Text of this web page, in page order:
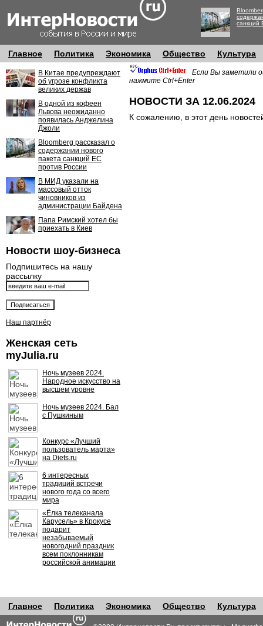
санкций
Главное Политика Экономика Общество Культура
В Китае предупреждают
об угрозе конфликта
великих держав
В одной из кофеен
Львова неожиданно
появилась Анджелина
Джоли
Bloomberg рассказал о
содержании нового
пакета санкций ЕС
против России
В МИД указали на
массовый отток
чиновников из
администрации Байдена
Папа Римский хотел бы
приехать в Киев
Новости шоу-бизнеса
Подпишитесь на нашу
рассылку
Наш партнёр
Женская сеть
myJulia.ru
Ночь музеев 2024.
Народное искусство на
высшем уровне
Ночь музеев 2024. Бал
с Пушкиным
Конкурс «Лучший
пользователь марта»
на Diets.ru
6 интересных
традиций встречи
нового года со всего
мира
«Ёлка телеканала
Карусель» в Крокусе
подарит
незабываемый
новогодний праздник
всем поклонникам
российской анимации
Если Вы заметили
нажмите Ctrl+Enter
НОВОСТИ ЗА 12.06.2024
К сожалению, в этот день
Главное Политика Экономика Общество Культура